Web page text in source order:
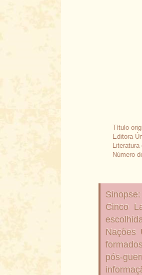
Título original:
Editora
Literatura
Número de
Cinco
Nações
pós-